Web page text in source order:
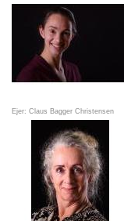
Ejer: Claus Bagger Christensen